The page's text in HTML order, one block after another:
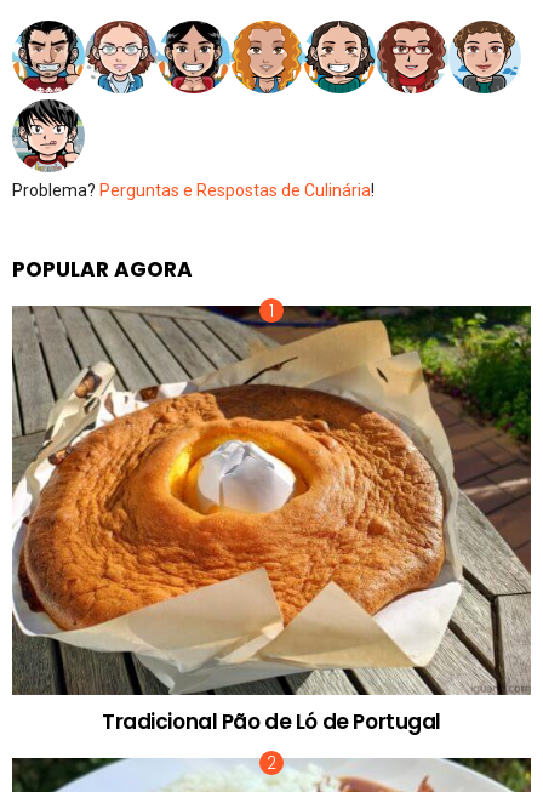
Problema? Perguntas e Respostas de Culinária!
POPULAR AGORA
Tradicional Pão de Ló de Portugal